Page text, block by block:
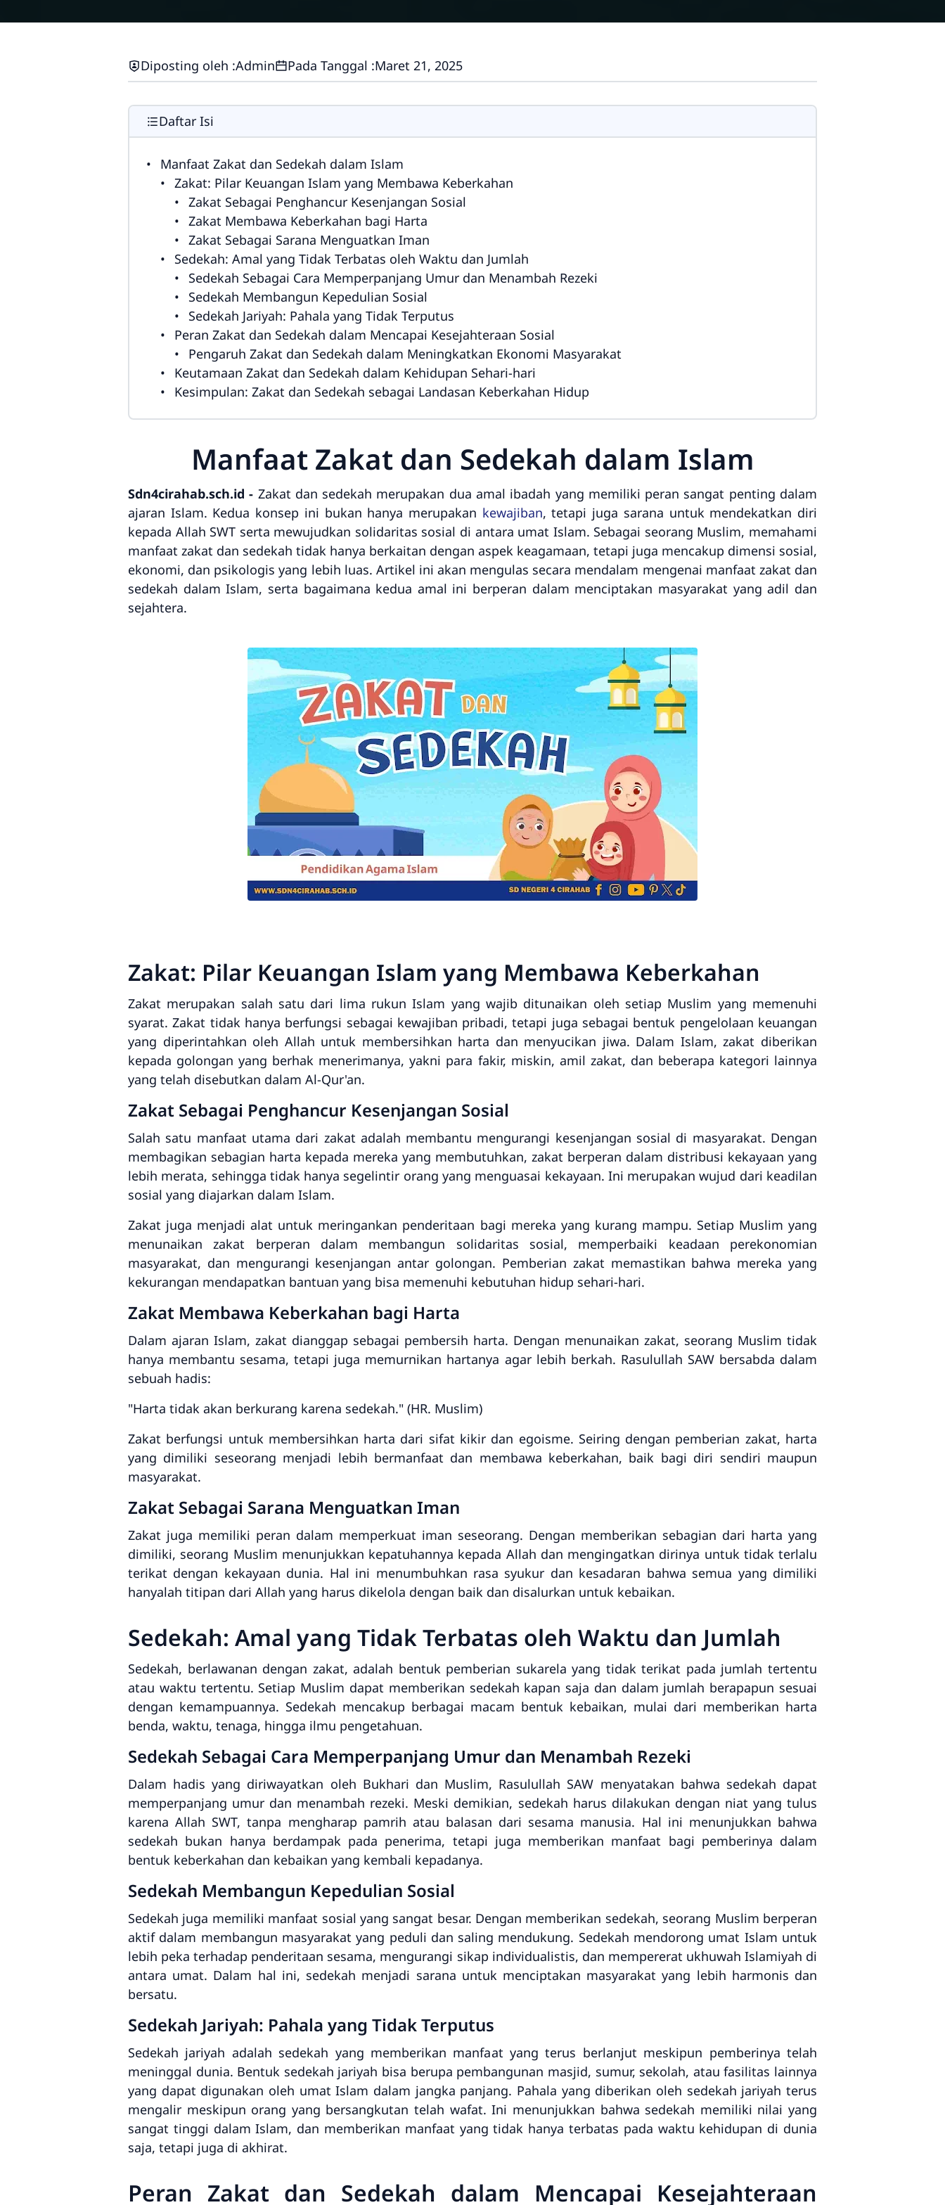
Diposting oleh :Admin Pada Tanggal :Maret 21, 2025
Daftar Isi
Manfaat Zakat dan Sedekah dalam Islam
Zakat: Pilar Keuangan Islam yang Membawa Keberkahan
Zakat Sebagai Penghancur Kesenjangan Sosial
Zakat Membawa Keberkahan bagi Harta
Zakat Sebagai Sarana Menguatkan Iman
Sedekah: Amal yang Tidak Terbatas oleh Waktu dan Jumlah
Sedekah Sebagai Cara Memperpanjang Umur dan Menambah Rezeki
Sedekah Membangun Kepedulian Sosial
Sedekah Jariyah: Pahala yang Tidak Terputus
Peran Zakat dan Sedekah dalam Mencapai Kesejahteraan Sosial
Pengaruh Zakat dan Sedekah dalam Meningkatkan Ekonomi Masyarakat
Keutamaan Zakat dan Sedekah dalam Kehidupan Sehari-hari
Kesimpulan: Zakat dan Sedekah sebagai Landasan Keberkahan Hidup
Manfaat Zakat dan Sedekah dalam Islam
Sdn4cirahab.sch.id - Zakat dan sedekah merupakan dua amal ibadah yang memiliki peran sangat penting dalam
ajaran Islam. Kedua konsep ini bukan hanya merupakan kewajiban, tetapi juga sarana untuk mendekatkan diri
kepada Allah SWT serta mewujudkan solidaritas sosial di antara umat Islam. Sebagai seorang Muslim, memahami
manfaat zakat dan sedekah tidak hanya berkaitan dengan aspek keagamaan, tetapi juga mencakup dimensi sosial,
ekonomi, dan psikologis yang lebih luas. Artikel ini akan mengulas secara mendalam mengenai manfaat zakat dan
sedekah dalam Islam, serta bagaimana kedua amal ini berperan dalam menciptakan masyarakat yang adil dan
sejahtera.
Zakat: Pilar Keuangan Islam yang Membawa Keberkahan
Zakat merupakan salah satu dari lima rukun Islam yang wajib ditunaikan oleh setiap Muslim yang memenuhi
syarat. Zakat tidak hanya berfungsi sebagai kewajiban pribadi, tetapi juga sebagai bentuk pengelolaan keuangan
yang diperintahkan oleh Allah untuk membersihkan harta dan menyucikan jiwa. Dalam Islam, zakat diberikan
kepada golongan yang berhak menerimanya, yakni para fakir, miskin, amil zakat, dan beberapa kategori lainnya
yang telah disebutkan dalam Al-Qur'an.
Zakat Sebagai Penghancur Kesenjangan Sosial
Salah satu manfaat utama dari zakat adalah membantu mengurangi kesenjangan sosial di masyarakat. Dengan
membagikan sebagian harta kepada mereka yang membutuhkan, zakat berperan dalam distribusi kekayaan yang
lebih merata, sehingga tidak hanya segelintir orang yang menguasai kekayaan. Ini merupakan wujud dari keadilan
sosial yang diajarkan dalam Islam.
Zakat juga menjadi alat untuk meringankan penderitaan bagi mereka yang kurang mampu. Setiap Muslim yang
menunaikan zakat berperan dalam membangun solidaritas sosial, memperbaiki keadaan perekonomian
masyarakat, dan mengurangi kesenjangan antar golongan. Pemberian zakat memastikan bahwa mereka yang
kekurangan mendapatkan bantuan yang bisa memenuhi kebutuhan hidup sehari-hari.
Zakat Membawa Keberkahan bagi Harta
Dalam ajaran Islam, zakat dianggap sebagai pembersih harta. Dengan menunaikan zakat, seorang Muslim tidak
hanya membantu sesama, tetapi juga memurnikan hartanya agar lebih berkah. Rasulullah SAW bersabda dalam
sebuah hadis:
"Harta tidak akan berkurang karena sedekah." (HR. Muslim)
Zakat berfungsi untuk membersihkan harta dari sifat kikir dan egoisme. Seiring dengan pemberian zakat, harta
yang dimiliki seseorang menjadi lebih bermanfaat dan membawa keberkahan, baik bagi diri sendiri maupun
masyarakat.
Zakat Sebagai Sarana Menguatkan Iman
Zakat juga memiliki peran dalam memperkuat iman seseorang. Dengan memberikan sebagian dari harta yang
dimiliki, seorang Muslim menunjukkan kepatuhannya kepada Allah dan mengingatkan dirinya untuk tidak terlalu
terikat dengan kekayaan dunia. Hal ini menumbuhkan rasa syukur dan kesadaran bahwa semua yang dimiliki
hanyalah titipan dari Allah yang harus dikelola dengan baik dan disalurkan untuk kebaikan.
Sedekah: Amal yang Tidak Terbatas oleh Waktu dan Jumlah
Sedekah, berlawanan dengan zakat, adalah bentuk pemberian sukarela yang tidak terikat pada jumlah tertentu
atau waktu tertentu. Setiap Muslim dapat memberikan sedekah kapan saja dan dalam jumlah berapapun sesuai
dengan kemampuannya. Sedekah mencakup berbagai macam bentuk kebaikan, mulai dari memberikan harta
benda, waktu, tenaga, hingga ilmu pengetahuan.
Sedekah Sebagai Cara Memperpanjang Umur dan Menambah Rezeki
Dalam hadis yang diriwayatkan oleh Bukhari dan Muslim, Rasulullah SAW menyatakan bahwa sedekah dapat
memperpanjang umur dan menambah rezeki. Meski demikian, sedekah harus dilakukan dengan niat yang tulus
karena Allah SWT, tanpa mengharap pamrih atau balasan dari sesama manusia. Hal ini menunjukkan bahwa
sedekah bukan hanya berdampak pada penerima, tetapi juga memberikan manfaat bagi pemberinya dalam
bentuk keberkahan dan kebaikan yang kembali kepadanya.
Sedekah Membangun Kepedulian Sosial
Sedekah juga memiliki manfaat sosial yang sangat besar. Dengan memberikan sedekah, seorang Muslim berperan
aktif dalam membangun masyarakat yang peduli dan saling mendukung. Sedekah mendorong umat Islam untuk
lebih peka terhadap penderitaan sesama, mengurangi sikap individualistis, dan mempererat ukhuwah Islamiyah di
antara umat. Dalam hal ini, sedekah menjadi sarana untuk menciptakan masyarakat yang lebih harmonis dan
bersatu.
Sedekah Jariyah: Pahala yang Tidak Terputus
Sedekah jariyah adalah sedekah yang memberikan manfaat yang terus berlanjut meskipun pemberinya telah
meninggal dunia. Bentuk sedekah jariyah bisa berupa pembangunan masjid, sumur, sekolah, atau fasilitas lainnya
yang dapat digunakan oleh umat Islam dalam jangka panjang. Pahala yang diberikan oleh sedekah jariyah terus
mengalir meskipun orang yang bersangkutan telah wafat. Ini menunjukkan bahwa sedekah memiliki nilai yang
sangat tinggi dalam Islam, dan memberikan manfaat yang tidak hanya terbatas pada waktu kehidupan di dunia
saja, tetapi juga di akhirat.
Peran Zakat dan Sedekah dalam Mencapai Kesejahteraan